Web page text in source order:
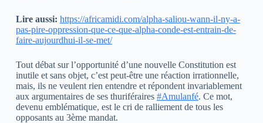
Lire aussi: https://africamidi.com/alpha-saliou-wann-il-ny-a-
pas-pire-oppression-que-ce-que-alpha-conde-est-entrain-de-
faire-aujourdhui-il-se-met/
Tout débat sur l’opportunité d’une nouvelle Constitution est
inutile et sans objet, c’est peut-être une réaction irrationnelle,
mais, ils ne veulent rien entendre et répondent invariablement
aux argumentaires de ses thuriféraires #Amulanfé. Ce mot,
devenu emblématique, est le cri de ralliement de tous les
opposants au 3ème mandat.